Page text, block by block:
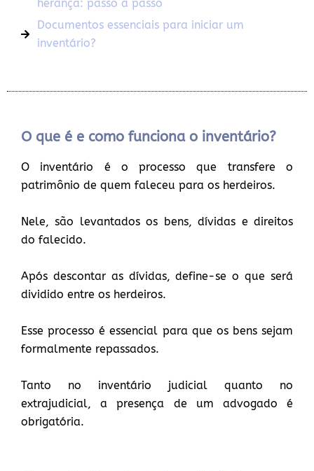
herança: passo a passo
Documentos essenciais para iniciar um
inventário?
O que é e como funciona o inventário?
O inventário é o processo que transfere o
patrimônio de quem faleceu para os herdeiros.
Nele, são levantados os bens, dívidas e direitos
do falecido.
Após descontar as dívidas, define-se o que será
dividido entre os herdeiros.
Esse processo é essencial para que os bens sejam
formalmente repassados.
Tanto no inventário judicial quanto no
extrajudicial, a presença de um advogado é
obrigatória.